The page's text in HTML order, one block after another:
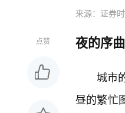
来源：证券
点赞 夜的序
城市
昼的繁忙